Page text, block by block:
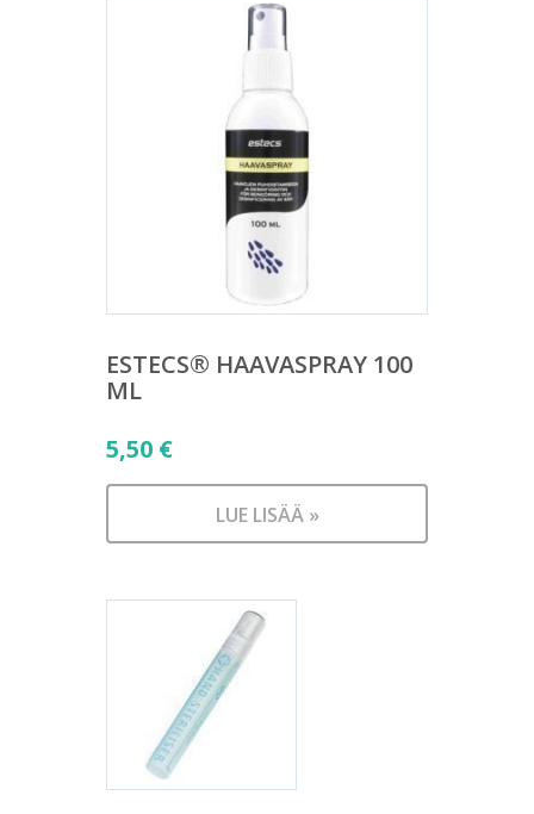
ESTECS® HAAVASPRAY 100
ML
5,50 €
LUE LISÄÄ »